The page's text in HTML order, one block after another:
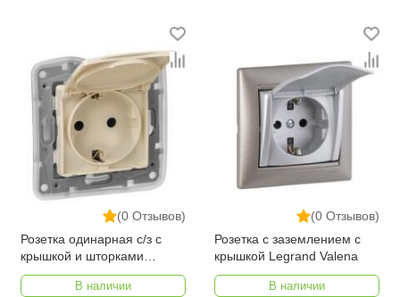
(0 Отзывов)
Розетка одинарная с/з c
крышкой и шторками
Legrand Etika
В наличии
(0 Отзывов)
Розетка с заземлением с
крышкой Legrand Valena
В наличии